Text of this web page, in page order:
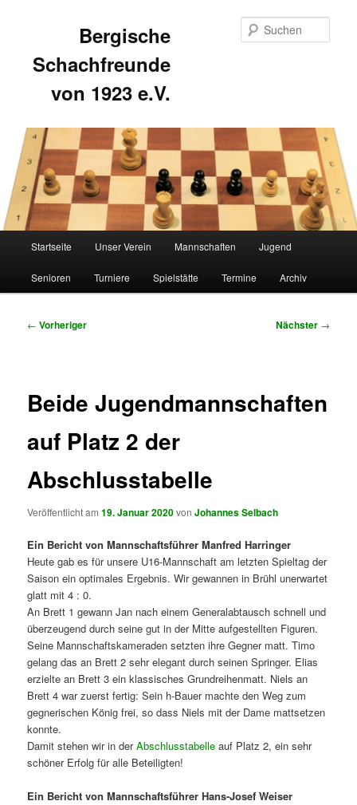
Bergische
Schachfreunde
von 1923 e.V.
Zum
primären
Zum
sekundären
Startseite Unser Verein Mannschaften Jugend
Senioren Turniere Spielstätte Termine Archiv
Beitragsnavigation
← Vorheriger Nächster →
Beide Jugendmannschaften
auf Platz 2 der
Abschlusstabelle
Veröffentlicht am19. Januar 2020vonJohannes Selbach
Ein Bericht von Mannschaftsführer Manfred Harringer
Heute gab es für unsere U16-Mannschaft am letzten Spieltag der
Saison ein optimales Ergebnis. Wir gewannen in Brühl unerwartet
glatt mit 4 : 0.
An Brett 1 gewann Jan nach einem Generalabtausch schnell und
überzeugend durch seine gut in der Mitte aufgestellten Figuren.
Seine Mannschaftskameraden setzten ihre Gegner matt. Timo
gelang das an Brett 2 sehr elegant durch seinen Springer. Elias
erzielte an Brett 3 ein klassisches Grundreihenmatt. Niels an
Brett 4 war zuerst fertig: Sein h-Bauer machte den Weg zum
gegnerischen König frei, so dass Niels mit der Dame mattsetzen
konnte.
Damit stehen wir in derAbschlusstabelle auf Platz 2, ein sehr
schöner Erfolg für alle Beteiligten!
Ein Bericht von Mannschaftsführer Hans-Josef Weiser